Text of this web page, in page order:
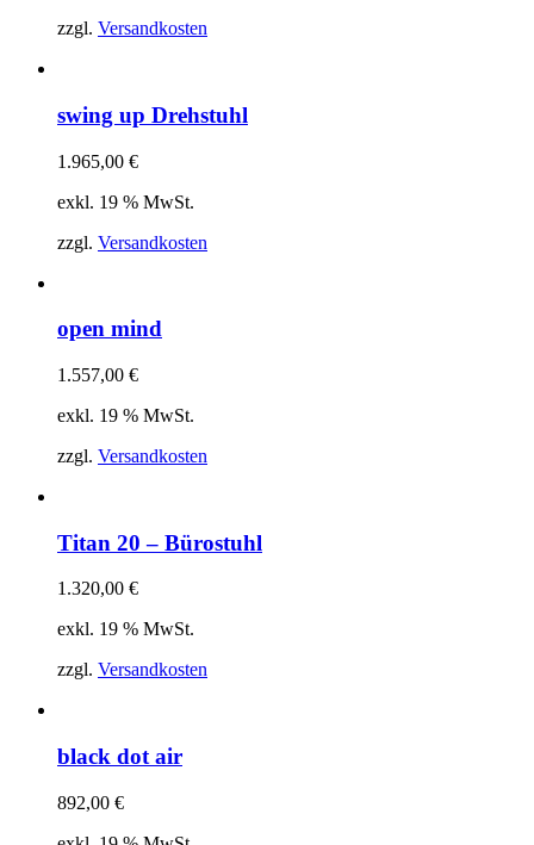
zzgl. Versandkosten
swing up Drehstuhl
1.965,00 €
exkl. 19 % MwSt.
zzgl. Versandkosten
open mind
1.557,00 €
exkl. 19 % MwSt.
zzgl. Versandkosten
Titan 20 – Bürostuhl
1.320,00 €
exkl. 19 % MwSt.
zzgl. Versandkosten
black dot air
892,00 €